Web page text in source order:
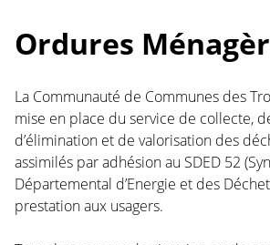
Ordures
La Communauté de Communes des
mise en place du service de collecte,
d’élimination et de valorisation des
assimilés par adhésion au SDED 52
Départemental d’Energie et des
prestation aux usagers.